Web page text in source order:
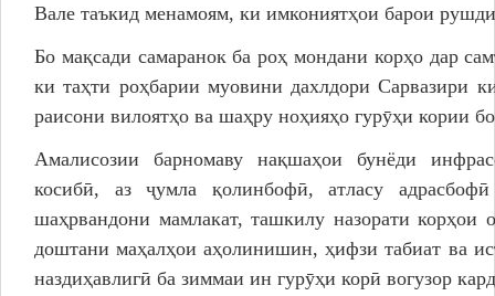
Вале таъкид менамоям, ки имкониятҳои барои
Бо мақсади самаранок ба роҳ мондани корҳо дар
ки таҳти роҳбарии муовини дахлдори Сарвазири
раисони вилоятҳо ва шаҳру ноҳияҳо гурӯҳи кории
Амалисозии барномаву нақшаҳои бунёди
косибӣ, аз ҷумла қолинбофӣ, атласу
шаҳрвандони мамлакат, ташкилу назорати корҳои
доштани маҳалҳои аҳолинишин, ҳифзи табиат ва
наздиҳавлигӣ ба зиммаи ин гурӯҳи корӣ вогузор